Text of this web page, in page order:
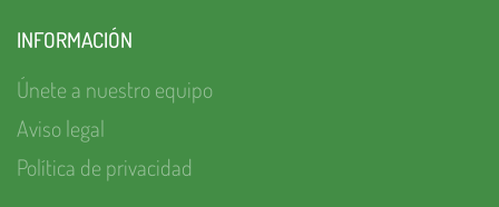
INFORMACIÓN
Únete a nuestro equipo
Aviso legal
Política de privacidad